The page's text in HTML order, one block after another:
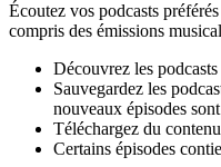
Écoutez vos podcasts
compris des émissions
Découvrez les
Sauvegardez les
nouveaux épisodes
Téléchargez du
Certains épisodes